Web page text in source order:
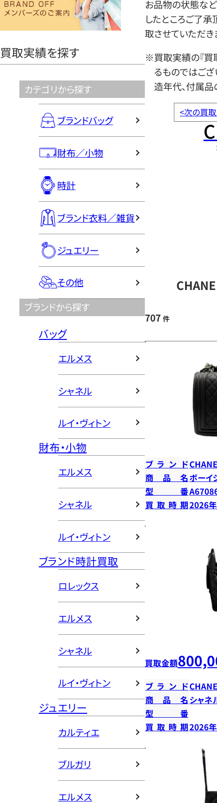
ヤ
買取実績を探す
カテゴリから探す
ブランドバッグ
財布／小物
時計
ブランド衣料／雑貨
ジュエリー
その他
ブランドから探す
バッグ
エルメス
シャネル
ルイ・ヴィトン
財布・小物
エルメス
シャネル
ルイ・ヴィトン
ブランド時計買取
ロレックス
エルメス
シャネル
ルイ・ヴィトン
ジュエリー
カルティエ
ブルガリ
エルメス
お品物の状態など
したところご了
取させていただき
※買取実績の『買
るものではござ
造年代、付属品
<次の買
707 件
ブランド
商品名ボーイ
型番
買取時期2026
買取金額
ブランド
商品名 シャネ
型番
買取時期2026